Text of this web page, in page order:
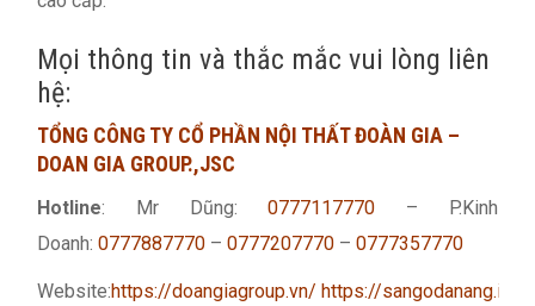
Mọi thông tin và thắc mắc vui lòng liên
hệ:
TỔNG CÔNG TY CỔ PHẦN NỘI THẤT ĐOÀN GIA –
DOAN GIA GROUP.,JSC
Hotline: Mr Dũng:0777117770 – P.Kinh
Doanh: 0777887770 – 0777207770 – 0777357770
Website:https://doangiagroup.vn/ https://